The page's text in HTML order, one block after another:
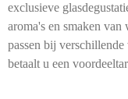
exclusieve
aroma's en smaken
passen bij
betaalt u een